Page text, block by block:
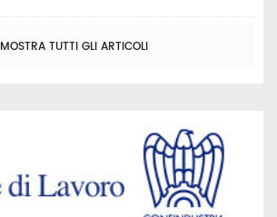
MOSTRA TUTTI GLI ARTICOLI